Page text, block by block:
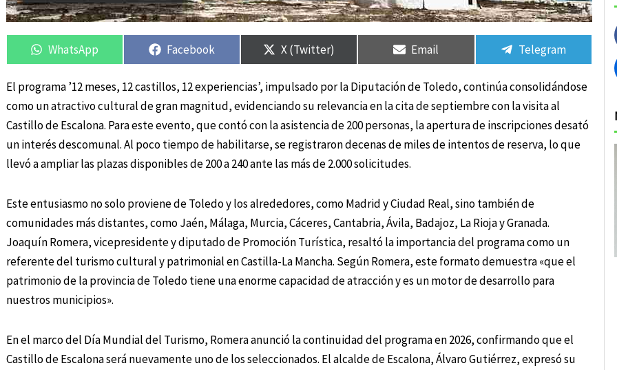
Compartir
en
WhatsApp
Compartir
en
Facebook
Compartir
en
X (Twitter)
Compartir
en
Email
Compartir
en
Telegram
El programa ’12 meses, 12 castillos, 12 experiencias’, impulsado por la Diputación de Toledo, continúa consolidándose
como un atractivo cultural de gran magnitud, evidenciando su relevancia en la cita de septiembre con la visita al
Castillo de Escalona. Para este evento, que contó con la asistencia de 200 personas, la apertura de inscripciones desató
un interés descomunal. Al poco tiempo de habilitarse, se registraron decenas de miles de intentos de reserva, lo que
llevó a ampliar las plazas disponibles de 200 a 240 ante las más de 2.000 solicitudes.
Este entusiasmo no solo proviene de Toledo y los alrededores, como Madrid y Ciudad Real, sino también de
comunidades más distantes, como Jaén, Málaga, Murcia, Cáceres, Cantabria, Ávila, Badajoz, La Rioja y Granada.
Joaquín Romera, vicepresidente y diputado de Promoción Turística, resaltó la importancia del programa como un
referente del turismo cultural y patrimonial en Castilla-La Mancha. Según Romera, este formato demuestra «que el
patrimonio de la provincia de Toledo tiene una enorme capacidad de atracción y es un motor de desarrollo para
nuestros municipios».
En el marco del Día Mundial del Turismo, Romera anunció la continuidad del programa en 2026, confirmando que el
Castillo de Escalona será nuevamente uno de los seleccionados. El alcalde de Escalona, Álvaro Gutiérrez, expresó su
Compartir
en
Compartir
en
Compartir
en
Compartir
en
Compartir
en